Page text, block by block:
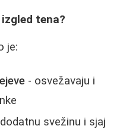
tena?
je:
- osvežavaju i
svežinu i sjaj